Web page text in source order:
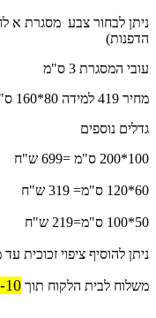
ניתן לבחור צבע מסגרת א
הדפנות)
עובי המסגרת 3 ס"מ
מחיר 419 למידה 80*160 ס"מ
גדלים נוספים
100*200 ס"מ =699 ש"ח
60*120 ס"מ= 319 ש"ח
50*100 ס"מ=219 ש"ח
ניתן להוסיף ציפוי זכוכית עד מידה
משלוח לבית הלקוח תוך 10